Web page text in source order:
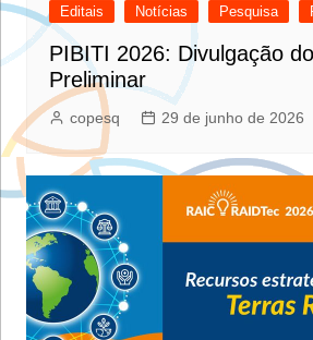
Editais Notícias Pesquisa
PIBITI 2026: Divulgação
Preliminar
copesq 29 de junho de 2026